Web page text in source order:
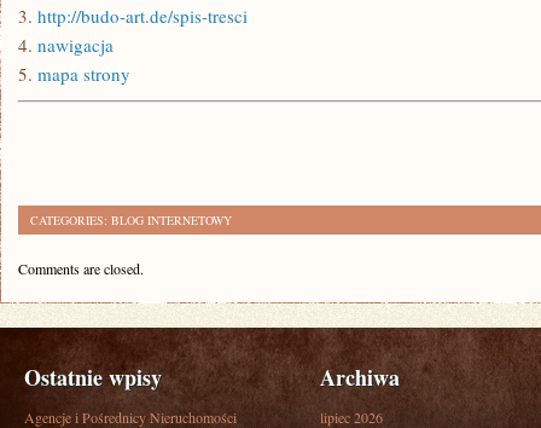
3. http://budo-art.de/spis-tresci
4. nawigacja
5. mapa strony
CATEGORIES: BLOG INTERNETOWY
Comments are closed.
Ostatnie wpisy
Agencje i Pośrednicy Nieruchomości
Archiwa
lipiec 2026